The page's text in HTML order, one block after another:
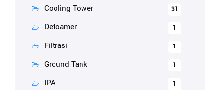
Cooling Tower 31
Defoamer 1
Filtrasi 1
Ground Tank 1
IPA 1